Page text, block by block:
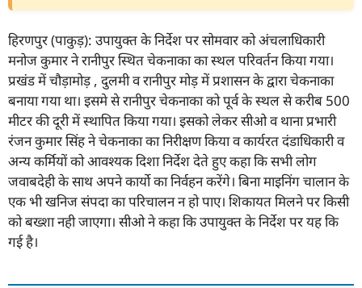
हिरणपुर (पाकुड़): उपायुक्त के निर्देश पर सोमवार को अंचलाधिकारी
मनोज कुमार ने रानीपुर स्थित चेकनाका का स्थल परिवर्तन किया गया।
प्रखंड में चौड़ामोड़ , दुलमी व रानीपुर मोड़ में प्रशासन के द्वारा चेकनाका
बनाया गया था। इसमे से रानीपुर चेकनाका को पूर्व के स्थल से करीब 500
मीटर की दूरी में स्थापित किया गया। इसको लेकर सीओ व थाना प्रभारी
रंजन कुमार सिंह ने चेकनाका का निरीक्षण किया व कार्यरत दंडाधिकारी व
अन्य कर्मियों को आवश्यक दिशा निर्देश देते हुए कहा कि सभी लोग
जवाबदेही के साथ अपने कार्यो का निर्वहन करेंगे। बिना माइनिंग चालान के
एक भी खनिज संपदा का परिचालन न हो पाए। शिकायत मिलने पर किसी
को बख्शा नही जाएगा। सीओ ने कहा कि उपायुक्त के निर्देश पर यह कि
गई है।